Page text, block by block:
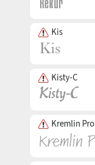
Kis
Kisty-C
Kremlin Pro